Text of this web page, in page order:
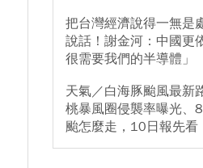
把台灣經濟說得一無是
說話！謝金河：中國更
很需要我們的半導體」
天氣／白海豚颱風最新
桃暴風圈侵襲率曝光、
颱怎麼走，10日報先看